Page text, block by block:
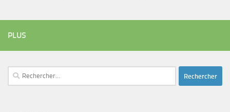
PLUS
Rechercher :